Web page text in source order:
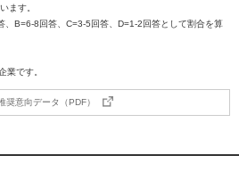
ます。
B=6-8回答、C=3-5回答、D=1-2回答として割合を算
業です。
奨意向データ（PDF）